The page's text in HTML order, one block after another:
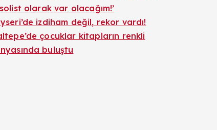
olarak var olacağım!’
izdiham değil, rekor vardı!
çocuklar kitapların renkli
buluştu